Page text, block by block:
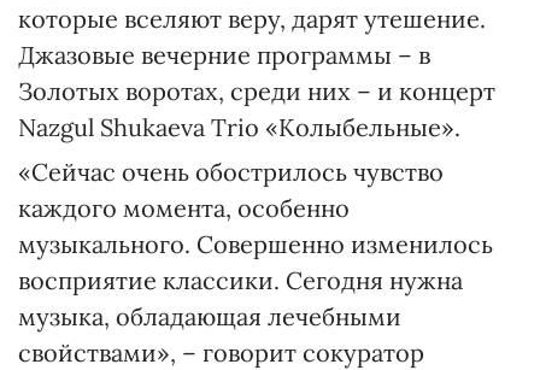
которые вселяют веру, дарят утешение.
Джазовые вечерние программы – в
Золотых воротах, среди них – и концерт
Nazgul Shukaeva Trio «Колыбельные».
«Сейчас очень обострилось чувство
каждого момента, особенно
музыкального. Совершенно изменилось
восприятие классики. Сегодня нужна
музыка, обладающая лечебными
свойствами», – говорит сокуратор